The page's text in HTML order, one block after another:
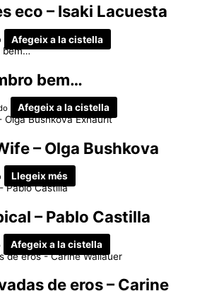
eco – Isaki Lacuesta
Afegeix a la cistella
bem…
Afegeix a la cistella
Exhaurit
– Olga Bushkova
Llegeix més
– Pablo Castilla
Afegeix a la cistella
de eros – Carine